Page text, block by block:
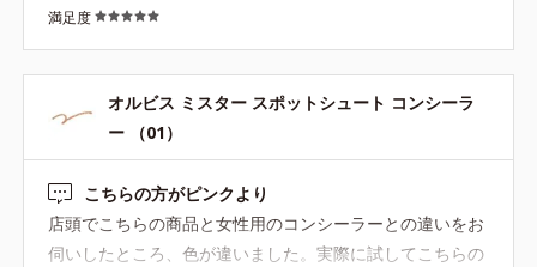
満足度
オルビス ミスター スポットシュート コンシーラ
ー （01）
こちらの方がピンクより
店頭でこちらの商品と女性用のコンシーラーとの違いをお
伺いしたところ、色が違いました。実際に試してこちらの